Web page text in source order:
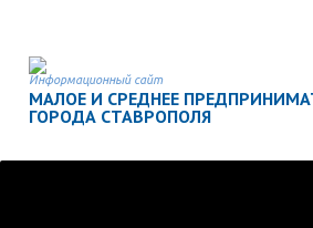
Информационный сайт
МАЛОЕ И СРЕДНЕЕ
ГОРОДА СТАВРОПОЛЯ